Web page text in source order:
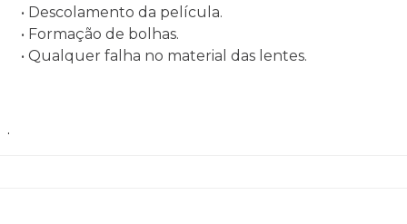
• Descolamento da película.
• Formação de bolhas.
• Qualquer falha no material das lentes.
.